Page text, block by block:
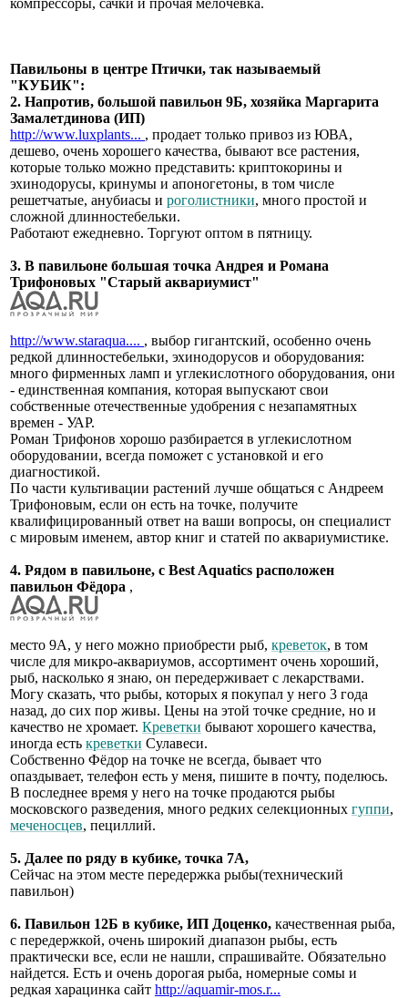
Павильоны в центре Птички, так называемый
"КУБИК":
2. Напротив, большой павильон 9Б, хозяйка Маргарита
Замалетдинова (ИП)
http://www.luxplants... , продает только привоз из ЮВА,
дешево, очень хорошего качества, бывают все растения,
которые только можно представить: криптокорины и
эхинодорусы, кринумы и апоногетоны, в том числе
решетчатые, анубиасы и роголистники, много простой и
сложной длинностебельки.
Работают ежедневно. Торгуют оптом в пятницу.
3. В павильоне большая точка Андрея и Романа
Трифоновых "Старый аквариумист"
http://www.staraqua.... , выбор гигантский, особенно очень
редкой длинностебельки, эхинодорусов и оборудования:
много фирменных ламп и углекислотного оборудования, они
- единственная компания, которая выпускают свои
собственные отечественные удобрения с незапамятных
времен - УАР.
Роман Трифонов хорошо разбирается в углекислотном
оборудовании, всегда поможет с установкой и его
диагностикой.
По части культивации растений лучше общаться с Андреем
Трифоновым, если он есть на точке, получите
квалифицированный ответ на ваши вопросы, он специалист
с мировым именем, автор книг и статей по аквариумистике.
4. Рядом в павильоне, с Best Aquatics расположен
павильон Фёдора ,
место 9А, у него можно приобрести рыб, креветок, в том
числе для микро-аквариумов, ассортимент очень хороший,
рыб, насколько я знаю, он передерживает с лекарствами.
Могу сказать, что рыбы, которых я покупал у него 3 года
назад, до сих пор живы. Цены на этой точке средние, но и
качество не хромает. Креветки бывают хорошего качества,
иногда есть креветки Сулавеси.
Собственно Фёдор на точке не всегда, бывает что
опаздывает, телефон есть у меня, пишите в почту, поделюсь.
В последнее время у него на точке продаются рыбы
московского разведения, много редких селекционных гуппи,
меченосцев, пециллий.
5. Далее по ряду в кубике, точка 7А,
Сейчас на этом месте передержка рыбы(технический
павильон)
6. Павильон 12Б в кубике, ИП Доценко, качественная рыба,
с передержкой, очень широкий диапазон рыбы, есть
практически все, если не нашли, спрашивайте. Обязательно
найдется. Есть и очень дорогая рыба, номерные сомы и
редкая харацинка сайт http://aquamir-mos.r...